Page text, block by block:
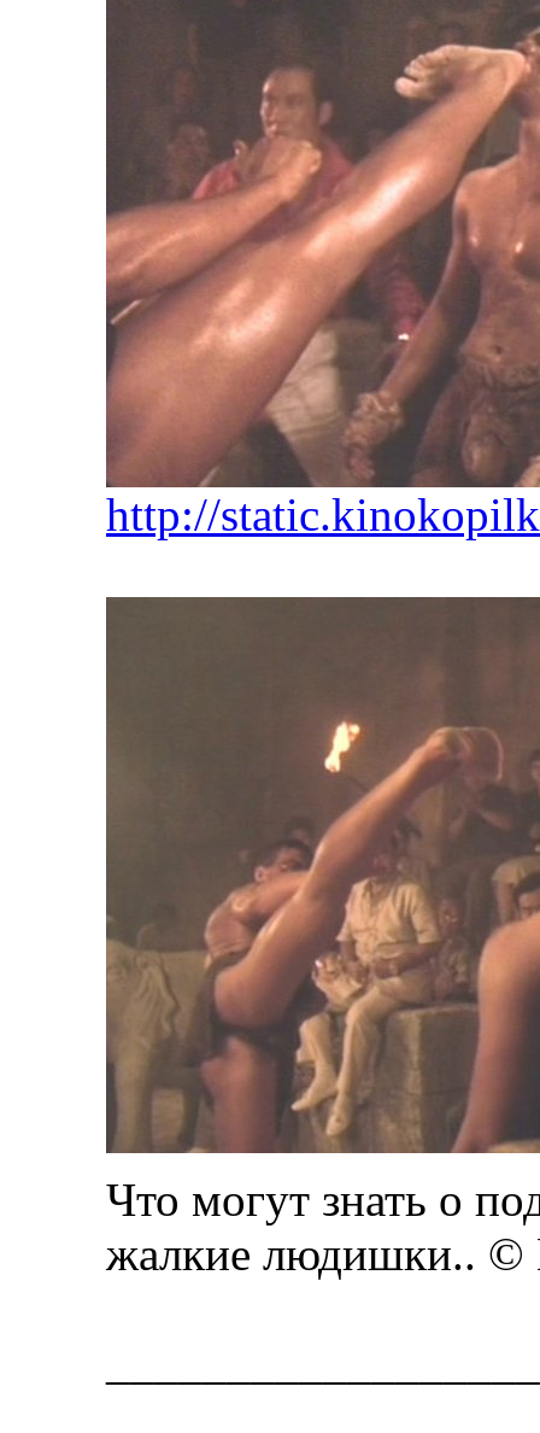
http://
Что могут знать о
жалкие людишки.. ©